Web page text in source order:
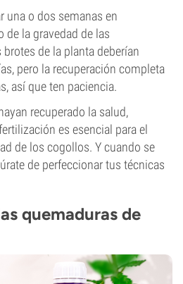
una o dos semanas en
de la gravedad de las
de la planta deberían
pero la recuperación completa
así que ten paciencia.
recuperado la salud,
es esencial para el
de los cogollos. Y cuando se
de perfeccionar tus técnicas
quemaduras de